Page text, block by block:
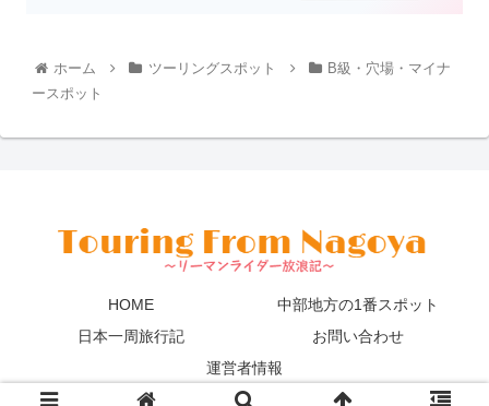
ホーム ツーリングスポット
B級・穴場・マイナ
ースポット
HOME
中部地方の1番スポット
日本一周旅行記
お問い合わせ
運営者情報